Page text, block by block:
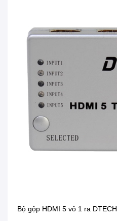
Bộ gộp HDMI 5 vô 1 ra DTECH